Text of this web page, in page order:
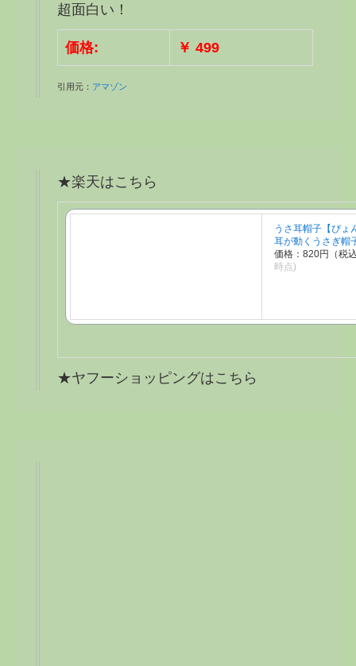
超面白い！
価格: ￥ 499
引用元： アマゾン
★楽天はこちら
うさ耳帽子【ぴょ
耳が動くうさぎ帽
価格：820円（税
時点)
★ヤフーショッピングはこちら